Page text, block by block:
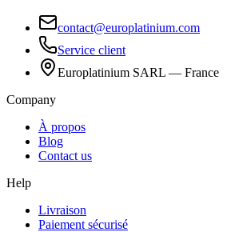
contact@europlatinium.com
Service client
Europlatinium SARL — France
Company
À propos
Blog
Contact us
Help
Livraison
Paiement sécurisé